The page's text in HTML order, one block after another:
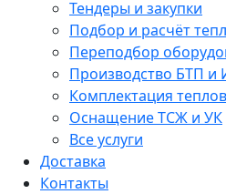
Тендеры и закупки
Подбор и расчёт
Переподбор
Производство БТП и
Комплектация
Оснащение ТСЖ и УК
Все услуги
Доставка
Контакты